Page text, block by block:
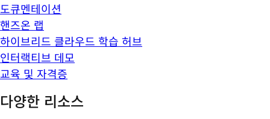
도큐멘테이션
핸즈온 랩
하이브리드 클라우드 학습 허브
인터랙티브 데모
교육 및 자격증
다양한 리소스